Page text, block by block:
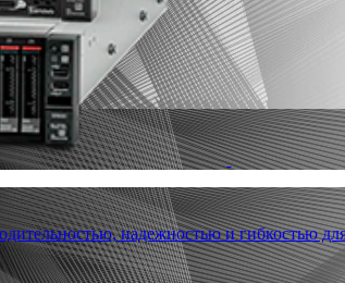
надежностью и гибкостью